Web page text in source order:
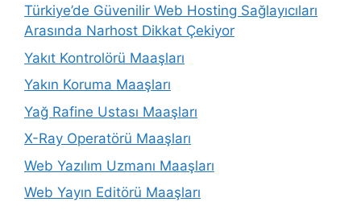
Türkiye’de Güvenilir Web Hosting Sağlayıcıları
Arasında Narhost Dikkat Çekiyor
Yakıt Kontrolörü Maaşları
Yakın Koruma Maaşları
Yağ Rafine Ustası Maaşları
X-Ray Operatörü Maaşları
Web Yazılım Uzmanı Maaşları
Web Yayın Editörü Maaşları